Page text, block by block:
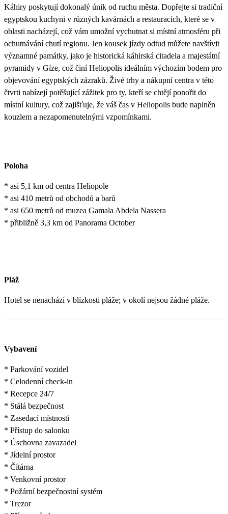
Káhiry poskytují dokonalý únik od ruchu města. Dopřejte si tradiční
egyptskou kuchyni v různých kavárnách a restauracích, které se v
oblasti nacházejí, což vám umožní vychutnat si místní atmosféru při
ochutnávání chutí regionu. Jen kousek jízdy odtud můžete navštívit
významné památky, jako je historická káhirská citadela a majestátní
pyramidy v Gíze, což činí Heliopolis ideálním výchozím bodem pro
objevování egyptských zázraků. Živé trhy a nákupní centra v této
čtvrti nabízejí potěšující zážitek pro ty, kteří se chtějí ponořit do
místní kultury, což zajišťuje, že váš čas v Heliopolis bude naplněn
kouzlem a nezapomenutelnými vzpomínkami.
Poloha
* asi 5,1 km od centra Heliopole
* asi 410 metrů od obchodů a barů
* asi 650 metrů od muzea Gamala Abdela Nassera
* přibližně 3,3 km od Panorama October
Pláž
Hotel se nenachází v blízkosti pláže; v okolí nejsou žádné pláže.
Vybavení
* Parkování vozidel
* Celodenní check-in
* Recepce 24/7
* Stálá bezpečnost
* Zasedací místnosti
* Přístup do salonku
* Úschovna zavazadel
* Jídelní prostor
* Čítárna
* Venkovní prostor
* Požární bezpečnostní systém
* Trezor